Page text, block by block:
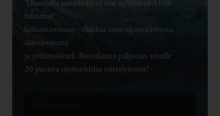
taloutesi
kohentamiseen - tiukkaa asiaa sijoittamisesta,
säästämisestä
ja yrittämisestä. Bonuksena paljastan sinulle
20 parasta sijoituskirjaa esittelyineen!